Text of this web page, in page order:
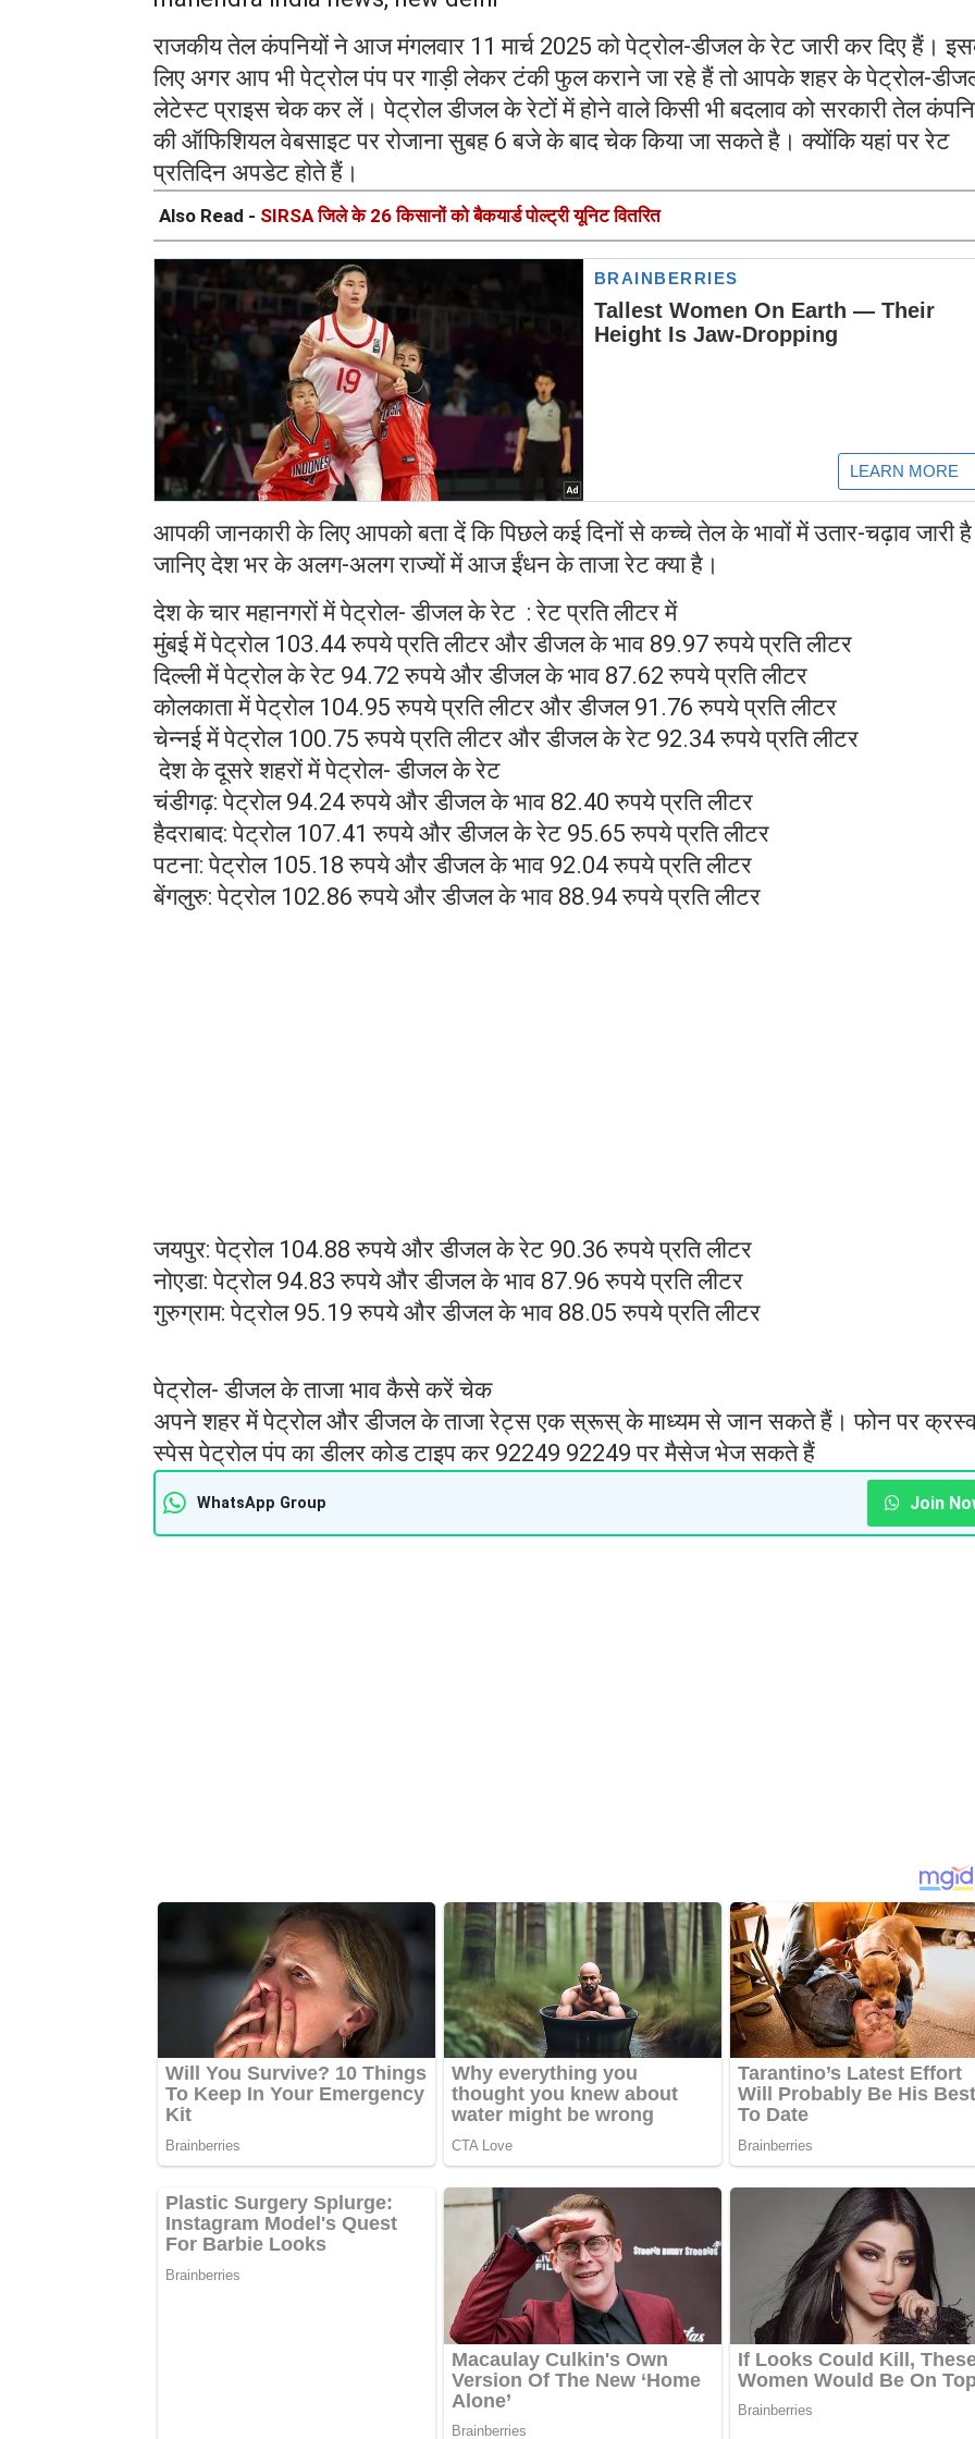
राजकीय तेल कंपनियों ने आज मंगलवार 11 मार्च 2025 को पेट्रोल-डीजल के रेट जारी कर दिए हैं।
लिए अगर आप भी पेट्रोल पंप पर गाड़ी लेकर टंकी फुल कराने जा रहे हैं तो आपके शहर के पेट्रोल-
लेटेस्ट प्राइस चेक कर लें। पेट्रोल डीजल के रेटों में होने वाले किसी भी बदलाव को सरकारी तेल
की ऑफिशियल वेबसाइट पर रोजाना सुबह 6 बजे के बाद चेक किया जा सकते है। क्योंकि यहां पर रेट
प्रतिदिन अपडेट होते हैं।
Also Read - SIRSA जिले के 26 किसानों को बैकयार्ड पोल्ट्री यूनिट वितरित
आपकी जानकारी के लिए आपको बता दें कि पिछले कई दिनों से कच्चे तेल के भावों में उतार-चढ़ाव जारी
जानिए देश भर के अलग-अलग राज्यों में आज ईंधन के ताजा रेट क्या है।
देश के चार महानगरों में पेट्रोल- डीजल के रेट : रेट प्रति लीटर में
मुंबई में पेट्रोल 103.44 रुपये प्रति लीटर और डीजल के भाव 89.97 रुपये प्रति लीटर
दिल्ली में पेट्रोल के रेट 94.72 रुपये और डीजल के भाव 87.62 रुपये प्रति लीटर
कोलकाता में पेट्रोल 104.95 रुपये प्रति लीटर और डीजल 91.76 रुपये प्रति लीटर
चेन्नई में पेट्रोल 100.75 रुपये प्रति लीटर और डीजल के रेट 92.34 रुपये प्रति लीटर
देश के दूसरे शहरों में पेट्रोल- डीजल के रेट
चंडीगढ़: पेट्रोल 94.24 रुपये और डीजल के भाव 82.40 रुपये प्रति लीटर
हैदराबाद: पेट्रोल 107.41 रुपये और डीजल के रेट 95.65 रुपये प्रति लीटर
पटना: पेट्रोल 105.18 रुपये और डीजल के भाव 92.04 रुपये प्रति लीटर
बेंगलुरु: पेट्रोल 102.86 रुपये और डीजल के भाव 88.94 रुपये प्रति लीटर
जयपुर: पेट्रोल 104.88 रुपये और डीजल के रेट 90.36 रुपये प्रति लीटर
नोएडा: पेट्रोल 94.83 रुपये और डीजल के भाव 87.96 रुपये प्रति लीटर
गुरुग्राम: पेट्रोल 95.19 रुपये और डीजल के भाव 88.05 रुपये प्रति लीटर
पेट्रोल- डीजल के ताजा भाव कैसे करें चेक
अपने शहर में पेट्रोल और डीजल के ताजा रेट्स एक स्रूस् के माध्यम से जान सकते हैं। फोन पर
स्पेस पेट्रोल पंप का डीलर कोड टाइप कर 92249 92249 पर मैसेज भेज सकते हैं
WhatsApp Group Join